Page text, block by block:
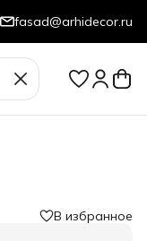
fasad@arhidecor.ru
В избранное